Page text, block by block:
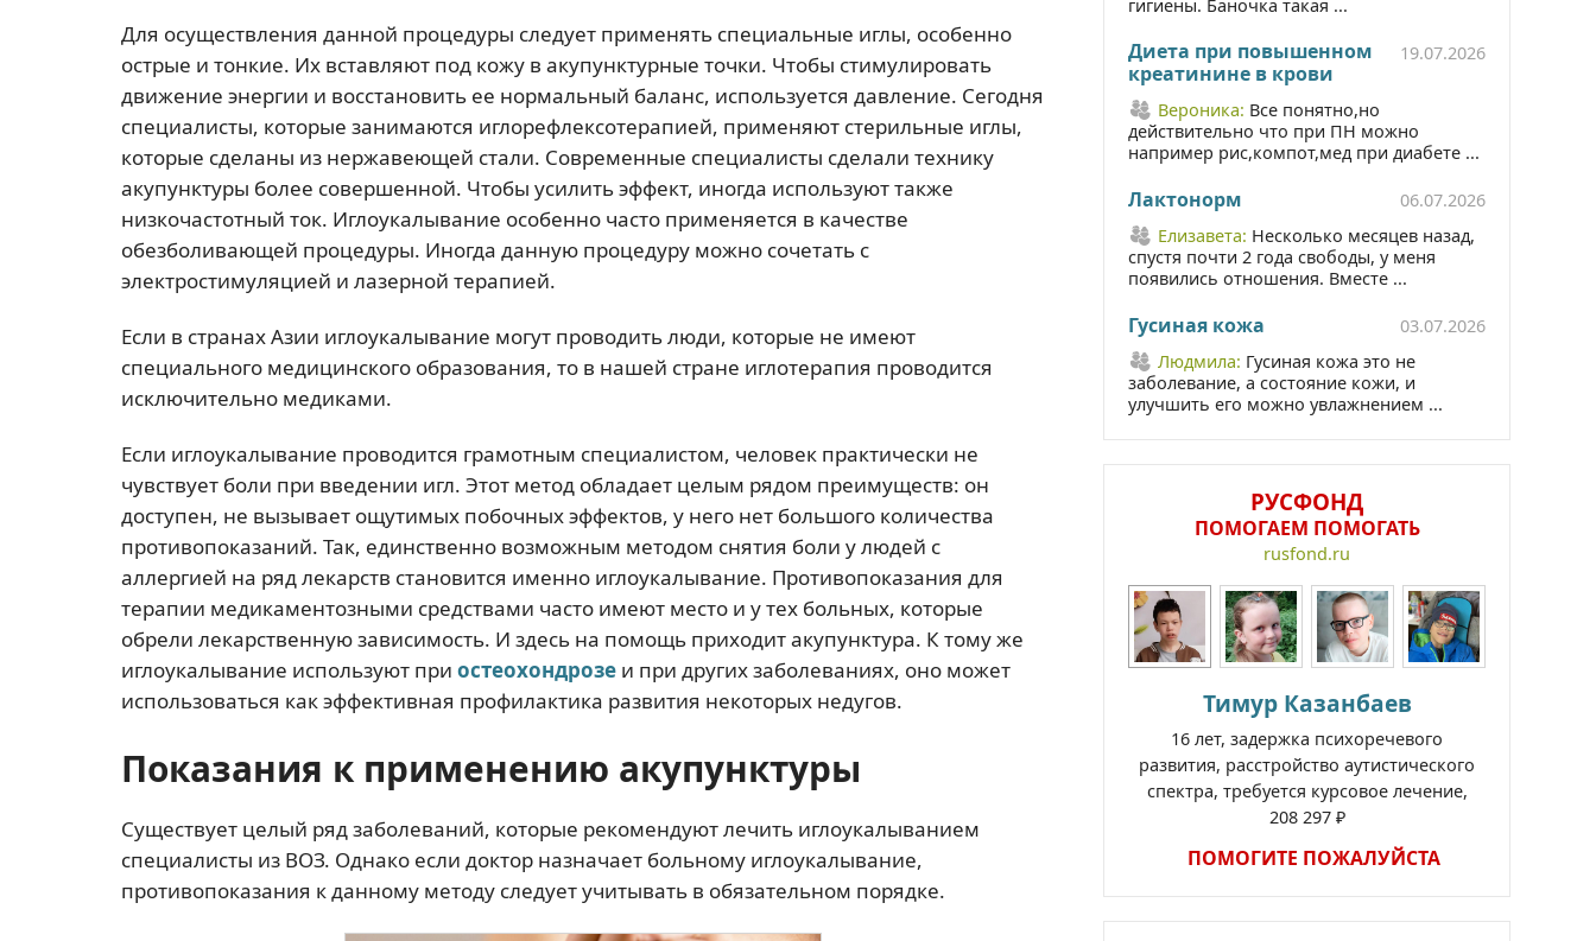
Для осуществления данной процедуры следует применять специальные иглы, особенно
острые и тонкие. Их вставляют под кожу в акупунктурные точки. Чтобы стимулировать
движение энергии и восстановить ее нормальный баланс, используется давление. Сегодня
специалисты, которые занимаются иглорефлексотерапией, применяют стерильные иглы,
которые сделаны из нержавеющей стали. Современные специалисты сделали технику
акупунктуры более совершенной. Чтобы усилить эффект, иногда используют также
низкочастотный ток. Иглоукалывание особенно часто применяется в качестве
обезболивающей процедуры. Иногда данную процедуру можно сочетать с
электростимуляцией и лазерной терапией.
Если в странах Азии иглоукалывание могут проводить люди, которые не имеют
специального медицинского образования, то в нашей стране иглотерапия проводится
исключительно медиками.
Если иглоукалывание проводится грамотным специалистом, человек практически не
чувствует боли при введении игл. Этот метод обладает целым рядом преимуществ: он
доступен, не вызывает ощутимых побочных эффектов, у него нет большого количества
противопоказаний. Так, единственно возможным методом снятия боли у людей с
аллергией на ряд лекарств становится именно иглоукалывание. Противопоказания для
терапии медикаментозными средствами часто имеют место и у тех больных, которые
обрели лекарственную зависимость. И здесь на помощь приходит акупунктура. К тому же
иглоукалывание используют при остеохондрозе и при других заболеваниях, оно может
использоваться как эффективная профилактика развития некоторых недугов.
Показания к применению акупунктуры
Существует целый ряд заболеваний, которые рекомендуют лечить иглоукалыванием
специалисты из ВОЗ. Однако если доктор назначает больному иглоукалывание,
противопоказания к данному методу следует учитывать в обязательном порядке.
гигиены. Баночка такая ...
Диета при повышенном
креатинине в крови
19.07.2026
Вероника: Все понятно,но
действительно что при ПН можно
например рис,компот,мед при диабете ...
Лактонорм
06.07.2026
Елизавета: Несколько месяцев назад,
спустя почти 2 года свободы, у меня
появились отношения. Вместе ...
Гусиная кожа
03.07.2026
Людмила: Гусиная кожа это не
заболевание, а состояние кожи, и
улучшить его можно увлажнением ...
РУСФОНД
ПОМОГАЕМ ПОМОГАТЬ
rusfond.ru
Тимур Казанбаев
16 лет, задержка психоречевого
развития, расстройство аутистического
спектра, требуется курсовое лечение,
208 297 ₽
ПОМОГИТЕ ПОЖАЛУЙСТА